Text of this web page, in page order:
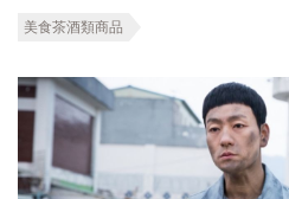
美食茶酒類商品